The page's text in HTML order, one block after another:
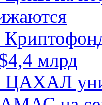
млрд
ЦАХАЛ